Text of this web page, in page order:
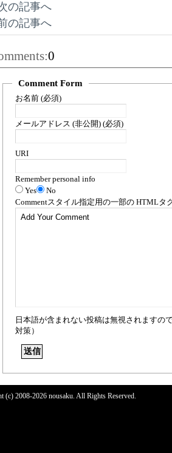
の記事へ
の記事へ
0
Comment Form
お名前 (必須)
メールアドレス (非公開) (必須)
URI
Remember personal info
Yes
No
Commentスタイル指定用の一部の HTMLタ
日本語が含まれない投稿は無視されますの
対策）
(c) 2008-2026 nousaku. All Rights Reserved.